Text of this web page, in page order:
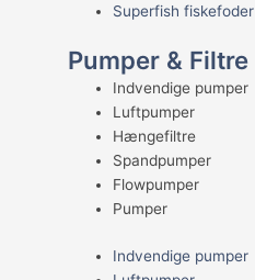
Superfish fiskefoder
Pumper & Filtre
Indvendige pumper
Luftpumper
Hængefiltre
Spandpumper
Flowpumper
Pumper
Indvendige pumper